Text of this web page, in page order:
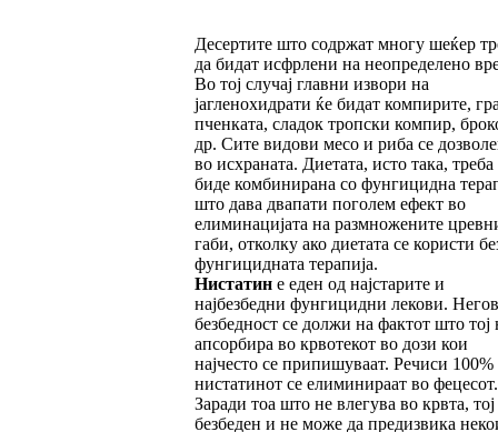
Десертите што содржат многу шеќер
да бидат исфрлени на неопределено
Во тој случај главни извори на
јагленохидрати ќе бидат компирите,
пченката, сладок тропски компир,
др. Сите видови месо и риба се
во исхраната. Диетата, исто така, треба
биде комбинирана со фунгицидна
што дава двапати поголем ефект во
елиминацијата на размножените
габи, отколку ако диетата се користи
фунгицидната терапија.
Нистатине еден од најстарите и
најбезбедни фунгицидни лекови.
безбедност се должи на фактот што тој
апсорбира во крвотекот во дози кои
најчесто се припишуваат. Речиси 100%
нистатинот се елиминираат во фецесот.
Заради тоа што не влегува во крвта, тој
безбеден и не може да предизвика